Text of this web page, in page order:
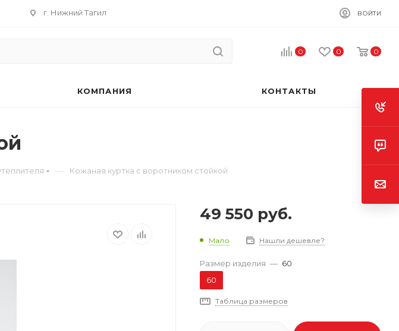
г. Нижний Тагил ВОЙТИ
0 0 0
КОМПАНИЯ КОНТАКТЫ
— Кожаная куртка с воротником стойкой
49 550 руб.
Мало Нашли дешевле?
Размер изделия — 60
60
Таблица размеров